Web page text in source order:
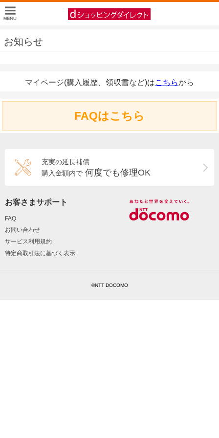
お知らせ
マイページ(購入履歴、領収書など)はこちらから
FAQはこちら
充実の延長補償
購入金額内で 何度でも修理OK
お客さまサポート
FAQ
お問い合わせ
サービス利用規約
特定商取引法に基づく表示
©NTT DOCOMO